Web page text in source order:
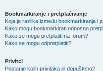
Bookmarkiranje i pretplaćivanje
Koja je razlika između bookmarkiranja i
Kako mogu bookmarkirati odnosno
Kako se mogu pretplatiti na forum?
Kako se mogu odpretplatiti?
Privitci
Postanje kojih privitaka je dopušteno?